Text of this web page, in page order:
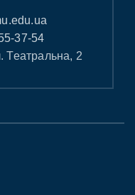
37-54
Театральна, 2